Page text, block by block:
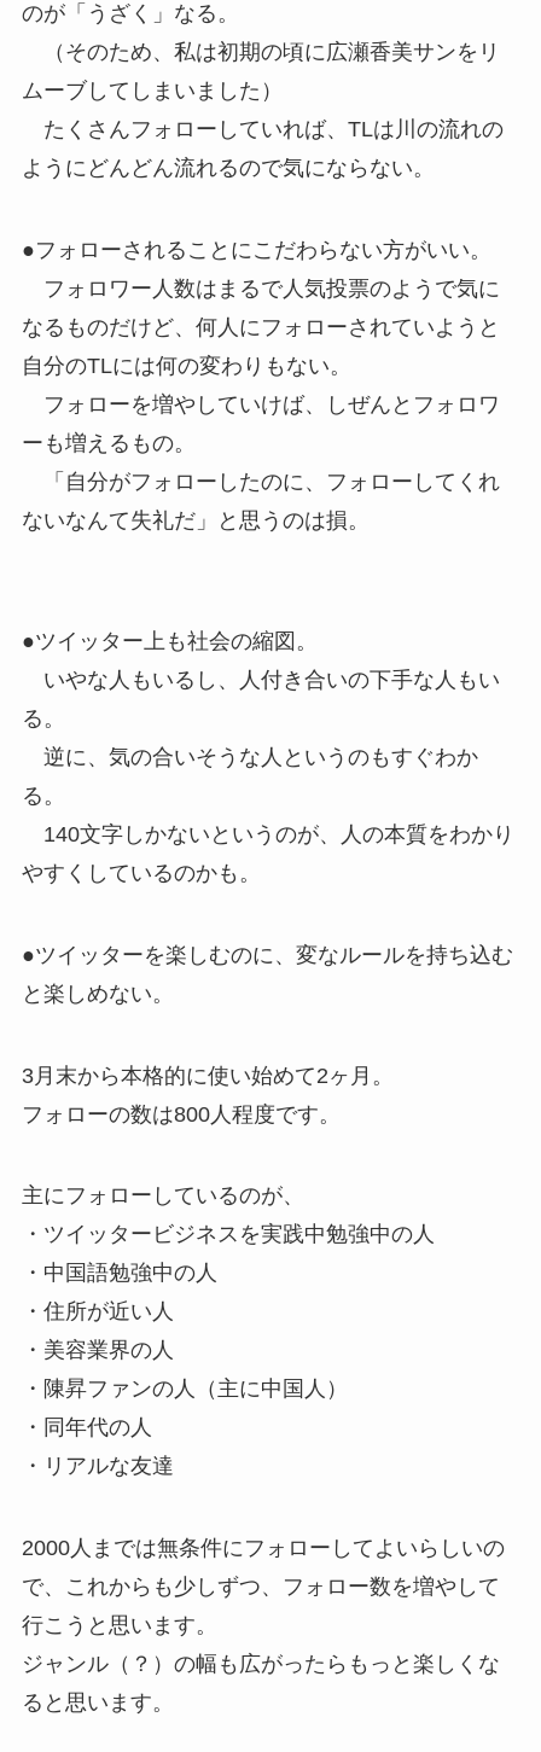
のが「うざく」なる。
（そのため、私は初期の頃に広瀬香美サンをリ
ムーブしてしまいました）
たくさんフォローしていれば、TLは川の流れの
ようにどんどん流れるので気にならない。
●フォローされることにこだわらない方がいい。
フォロワー人数はまるで人気投票のようで気に
なるものだけど、何人にフォローされていようと
自分のTLには何の変わりもない。
フォローを増やしていけば、しぜんとフォロワ
ーも増えるもの。
「自分がフォローしたのに、フォローしてくれ
ないなんて失礼だ」と思うのは損。
●ツイッター上も社会の縮図。
いやな人もいるし、人付き合いの下手な人もい
る。
逆に、気の合いそうな人というのもすぐわか
る。
140文字しかないというのが、人の本質をわかり
やすくしているのかも。
●ツイッターを楽しむのに、変なルールを持ち込む
と楽しめない。
3月末から本格的に使い始めて2ヶ月。
フォローの数は800人程度です。
主にフォローしているのが、
・ツイッタービジネスを実践中勉強中の人
・中国語勉強中の人
・住所が近い人
・美容業界の人
・陳昇ファンの人（主に中国人）
・同年代の人
・リアルな友達
2000人までは無条件にフォローしてよいらしいの
で、これからも少しずつ、フォロー数を増やして
行こうと思います。
ジャンル（？）の幅も広がったらもっと楽しくな
ると思います。